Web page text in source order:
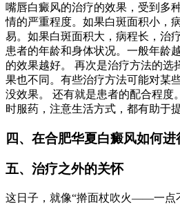
嘴唇白癜风的治疗的效果，受到多
情的严重程度。如果白斑面积小，
易。如果白斑面积大，病程长，治
患者的年龄和身体状况。一般年龄
的效果越好。 再次是治疗方法的选
果也不同。有些治疗方法可能对某
没效果。 还有就是患者的配合程度
时服药，注意生活方式，都有助于
四、在合肥华夏白癜风如何进
五、治疗之外的关怀
这日子，就像“擀面杖吹火——一点